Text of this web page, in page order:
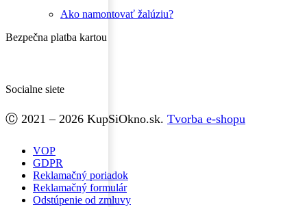
Ako namontovať žalúziu?
Bezpečna platba kartou
Socialne siete
Facebook
Ⓒ 2021 – 2026 KupSiOkno.sk. Tvorba e-shopu
VOP
GDPR
Reklamačný poriadok
Reklamačný formulár
Odstúpenie od zmluvy